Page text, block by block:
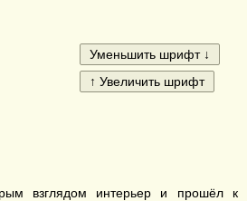
взглядом интерьер и прошёл к